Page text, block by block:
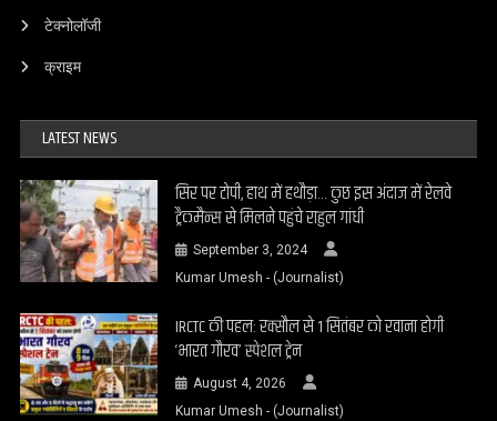
टेक्नोलॉजी
क्राइम
LATEST NEWS
सिर पर टोपी, हाथ में हथौड़ा… कुछ इस अंदाज में रेलवे
ट्रैकमैन्स से मिलने पहुंचे राहुल गांधी
September 3, 2024
Kumar Umesh - (Journalist)
IRCTC की पहल: रक्सौल से 1 सितंबर को रवाना होगी
‘भारत गौरव’ स्पेशल ट्रेन
August 4, 2026
Kumar Umesh - (Journalist)